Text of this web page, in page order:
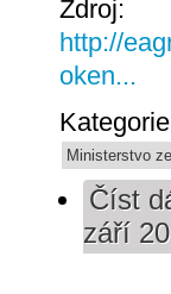
Zdroj:
http://
oken...
Ministerstvo
Číst
září